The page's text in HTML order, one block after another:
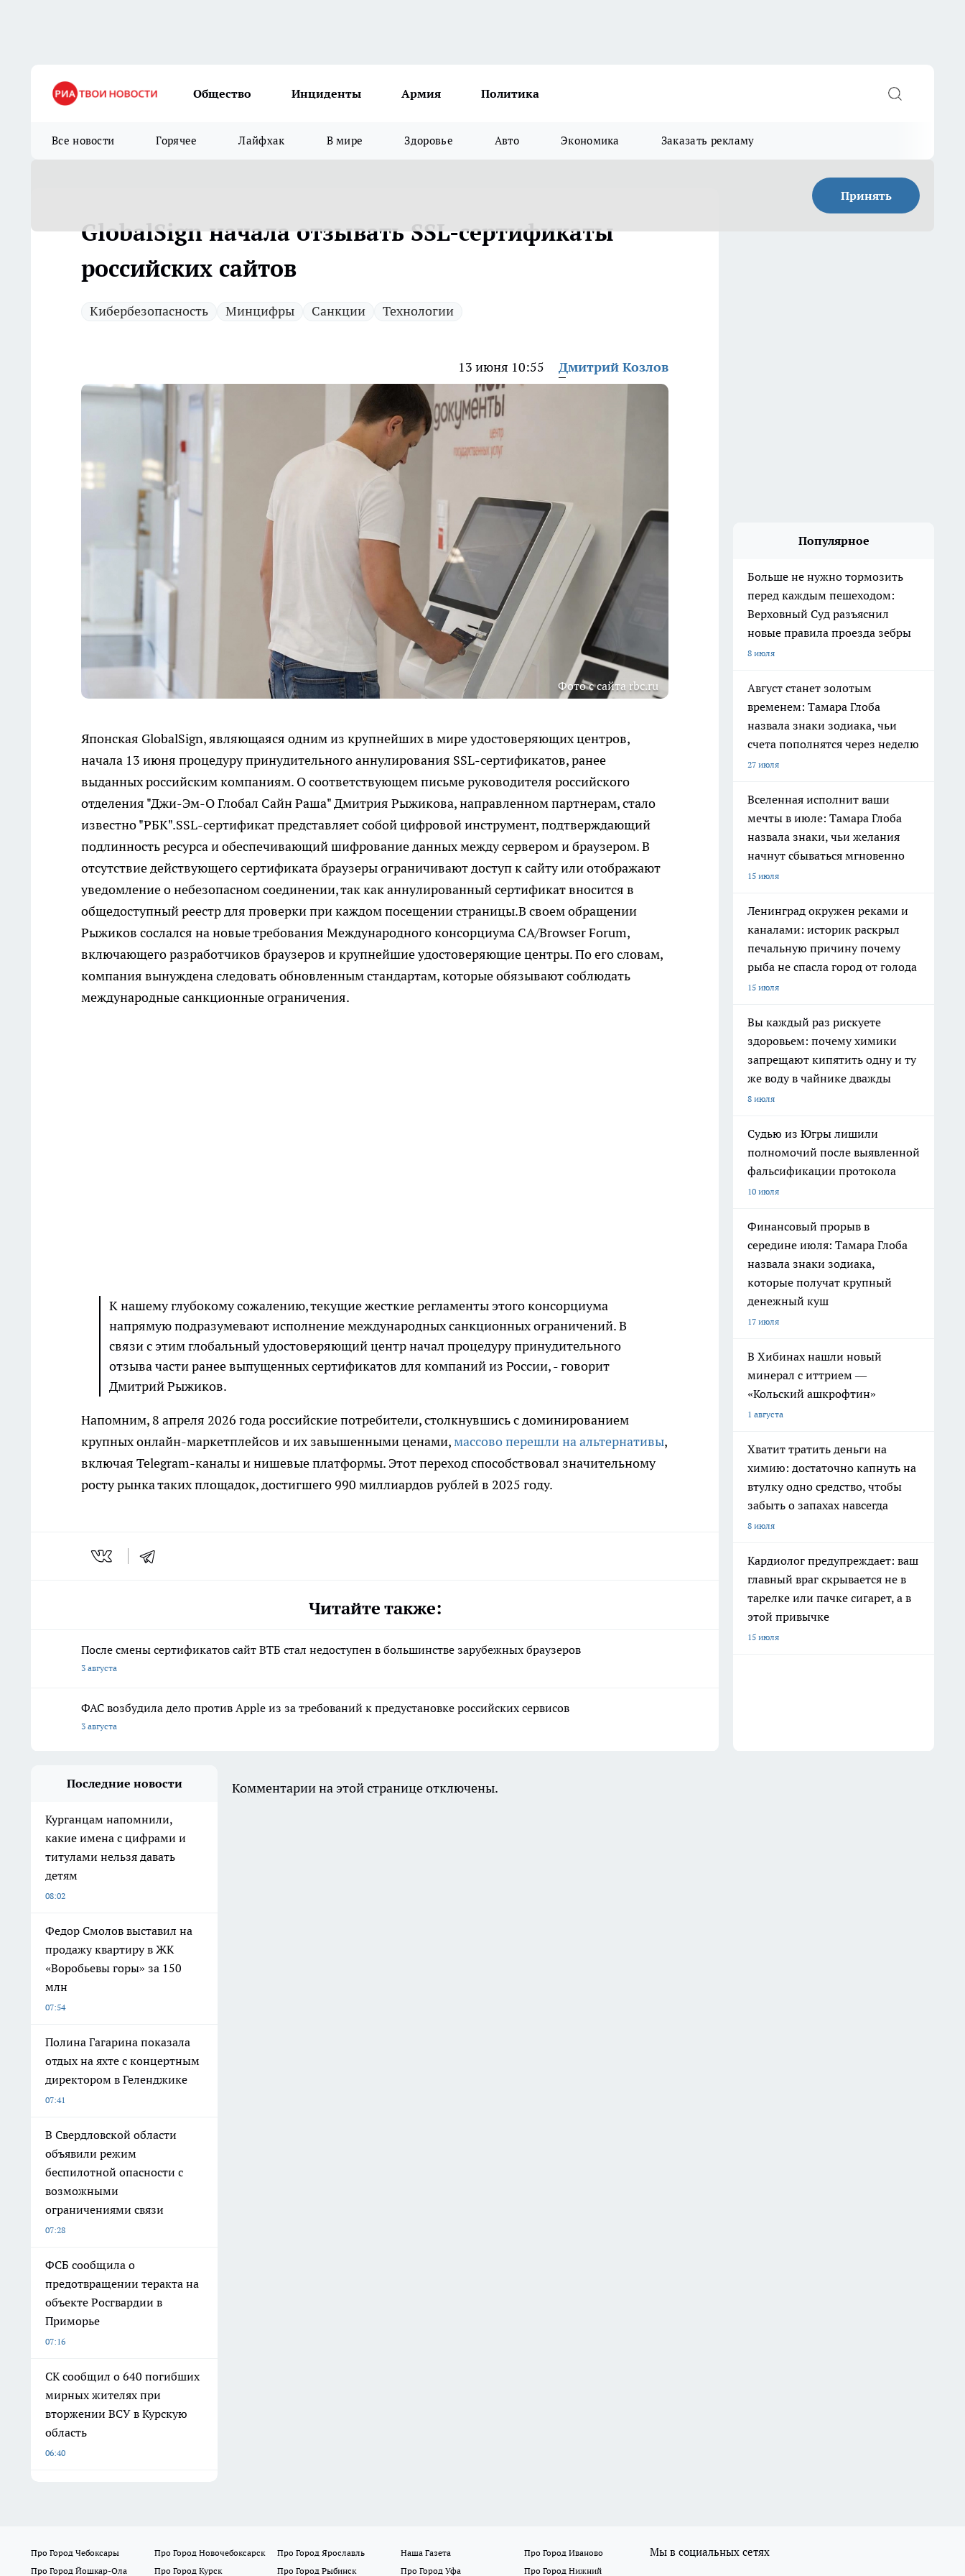
Общество Инциденты Армия Политика
Все новости Горячее Лайфхак В мире Здоровье Авто Экономика Заказать рекламу
Принять
GlobalSign начала отзывать SSL-сертификаты
российских сайтов
Кибербезопасность Минцифры Санкции Технологии
13 июня 10:55 Дмитрий Козлов
Фото с сайта rbc.ru
Японская GlobalSign, являющаяся одним из крупнейших в мире удостоверяющих центров,
начала 13 июня процедуру принудительного аннулирования SSL-сертификатов, ранее
выданных российским компаниям. О соответствующем письме руководителя российского
отделения "Джи-Эм-О Глобал Сайн Раша" Дмитрия Рыжикова, направленном партнерам, стало
известно "РБК".SSL-сертификат представляет собой цифровой инструмент, подтверждающий
подлинность ресурса и обеспечивающий шифрование данных между сервером и браузером. В
отсутствие действующего сертификата браузеры ограничивают доступ к сайту или отображают
уведомление о небезопасном соединении, так как аннулированный сертификат вносится в
общедоступный реестр для проверки при каждом посещении страницы.В своем обращении
Рыжиков сослался на новые требования Международного консорциума CA/Browser Forum,
включающего разработчиков браузеров и крупнейшие удостоверяющие центры. По его словам,
компания вынуждена следовать обновленным стандартам, которые обязывают соблюдать
международные санкционные ограничения.
К нашему глубокому сожалению, текущие жесткие регламенты этого консорциума
напрямую подразумевают исполнение международных санкционных ограничений. В
связи с этим глобальный удостоверяющий центр начал процедуру принудительного
отзыва части ранее выпущенных сертификатов для компаний из России, - говорит
Дмитрий Рыжиков.
Напомним, 8 апреля 2026 года российские потребители, столкнувшись с доминированием
крупных онлайн-маркетплейсов и их завышенными ценами,массово перешли на альтернативы,
включая Telegram-каналы и нишевые платформы. Этот переход способствовал значительному
росту рынка таких площадок, достигшего 990 миллиардов рублей в 2025 году.
Читайте также:
После смены сертификатов сайт ВТБ стал недоступен в большинстве зарубежных браузеров
3 августа
ФАС возбудила дело против Apple из за требований к предустановке российских сервисов
3 августа
Популярное
Больше не нужно тормозить
перед каждым пешеходом:
Верховный Суд разъяснил
новые правила проезда зебры
8 июля
Август станет золотым
временем: Тамара Глоба
назвала знаки зодиака, чьи
счета пополнятся через неделю
27 июля
Вселенная исполнит ваши
мечты в июле: Тамара Глоба
назвала знаки, чьи желания
начнут сбываться мгновенно
15 июля
Ленинград окружен реками и
каналами: историк раскрыл
печальную причину почему
рыба не спасла город от голода
15 июля
Вы каждый раз рискуете
здоровьем: почему химики
запрещают кипятить одну и ту
же воду в чайнике дважды
8 июля
Судью из Югры лишили
полномочий после выявленной
фальсификации протокола
10 июля
Финансовый прорыв в
середине июля: Тамара Глоба
назвала знаки зодиака,
которые получат крупный
денежный куш
17 июля
В Хибинах нашли новый
минерал с иттрием —
«Кольский ашкрофтин»
1 августа
Хватит тратить деньги на
химию: достаточно капнуть на
втулку одно средство, чтобы
забыть о запахах навсегда
8 июля
Кардиолог предупреждает: ваш
главный враг скрывается не в
тарелке или пачке сигарет, а в
этой привычке
15 июля
Последние новости
Курганцам напомнили,
какие имена с цифрами и
титулами нельзя давать
детям
08:02
Федор Смолов выставил на
продажу квартиру в ЖК
«Воробьевы горы» за 150
млн
07:54
Полина Гагарина показала
отдых на яхте с концертным
директором в Геленджике
07:41
В Свердловской области
объявили режим
беспилотной опасности с
возможными
ограничениями связи
07:28
ФСБ сообщила о
предотвращении теракта на
объекте Росгвардии в
Приморье
07:16
СК сообщил о 640 погибших
мирных жителях при
вторжении ВСУ в Курскую
область
06:40
Комментарии на этой странице отключены.
Про Город Чебоксары Про Город Новочебоксарск Про Город Ярославль Наша Газета
Про Город Иваново
Про Город Йошкар-Ола
Про Город Курск Про Город Рыбинск Про Город Уфа Про Город Нижний
Мы в социальных сетях